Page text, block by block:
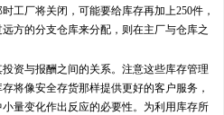
工厂将关闭，可能要给库存再加上250件，
方的分支仓库来分配，则在主厂与仓库之
与报酬之间的关系。注意这些库存管理
将像安全存货那样提供更好的客户服务，
量变化作出反应的必要性。为利用库存所